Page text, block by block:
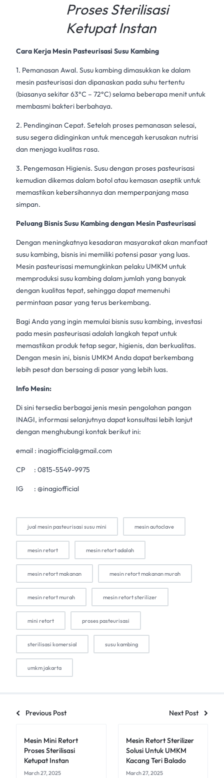
Proses Sterilisasi
Ketupat Instan
Cara Kerja Mesin Pasteurisasi Susu Kambing
1. Pemanasan Awal. Susu kambing dimasukkan ke dalam
mesin pasteurisasidan dipanaskan pada suhu tertentu
(biasanya sekitar 63°C – 72°C) selama beberapa menit untuk
membasmi bakteri berbahaya.
2. Pendinginan Cepat. Setelah proses pemanasan selesai,
susu segera didinginkan untuk mencegah kerusakan nutrisi
dan menjaga kualitas rasa.
3. Pengemasan Higienis. Susu dengan proses pasteurisasi
kemudian dikemas dalam botol atau kemasan aseptik untuk
memastikan kebersihannya dan memperpanjang masa
simpan.
Peluang Bisnis Susu Kambing dengan Mesin Pasteurisasi
Dengan meningkatnya kesadaran masyarakat akan manfaat
susu kambing, bisnis ini memiliki potensi pasar yang luas.
Mesin pasteurisasi memungkinkan pelaku UMKM untuk
memproduksisusu kambingdalam jumlah yang banyak
dengan kualitas tepat, sehingga dapat memenuhi
permintaan pasar yang terus berkembang.
Bagi Anda yang ingin memulai bisnissusu kambing, investasi
pada mesin pasteurisasiadalah langkah tepat untuk
memastikan produk tetap segar, higienis, dan berkualitas.
Dengan mesin ini, bisnis UMKM Anda dapat berkembang
lebih pesat dan bersaing di pasar yang lebih luas.
Info Mesin:
Di sini tersedia berbagai jenis mesin pengolahan pangan
INAGI, informasi selanjutnya dapat konsultasi lebih lanjut
dengan menghubungi kontak berikut ini:
email : inagiofficial@gmail.com
CP : 0815-5549-9975
IG : @inagiofficial
jual mesin pasteurisasi susu mini mesin autoclave
mesin retort mesin retort adalah
mesin retort makanan mesin retort makanan murah
mesin retort murah mesin retort sterilizer
mini retort proses pasteurisasi
sterilisasi komersial susu kambing
umkm jakarta
Previous Post Next Post
Mesin Mini Retort
Proses Sterilisasi
Ketupat Instan
March 27, 2025
Mesin Retort Sterilizer
Solusi Untuk UMKM
Kacang Teri Balado
March 27, 2025